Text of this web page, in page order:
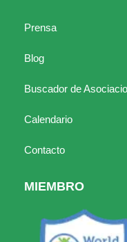
Prensa
Blog
Buscador de
Calendario
Contacto
MIEMBRO